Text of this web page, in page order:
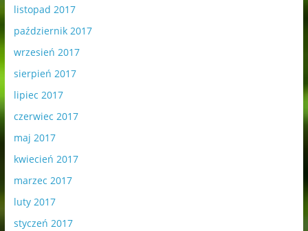
listopad 2017
październik 2017
wrzesień 2017
sierpień 2017
lipiec 2017
czerwiec 2017
maj 2017
kwiecień 2017
marzec 2017
luty 2017
styczeń 2017